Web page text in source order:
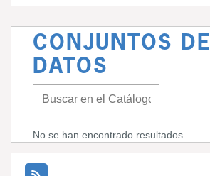
CONJUNTOS DE
DATOS
No se han encontrado resultados.